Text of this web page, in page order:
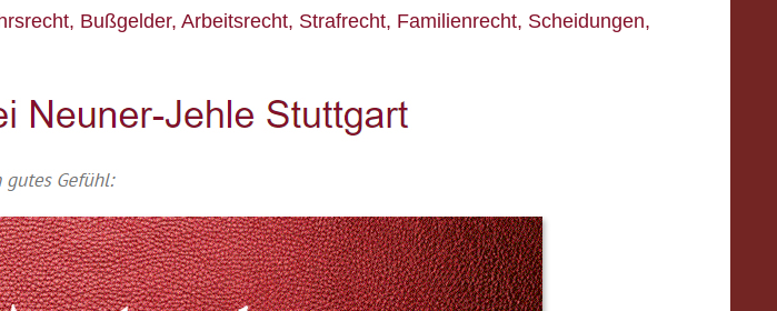
Bußgelder, Arbeitsrecht, Strafrecht, Familienrecht, Scheidungen,